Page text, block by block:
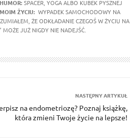
SPACER, YOGA ALBO KUBEK PYSZNEJ
ŻYCIU: WYPADEK SAMOCHODOWY NA
ŻE ODKŁADANIE CZEGOŚ W ŻYCIU NA
JUŻ NIGDY NIE NADEJŚĆ.
NASTĘPNY ARTYKUŁ
na endometriozę? Poznaj książkę,
która zmieni Twoje życie na lepsze!